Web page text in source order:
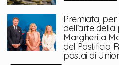
Premiata,
dell’arte della
Margherita
del Pastificio
pastai di